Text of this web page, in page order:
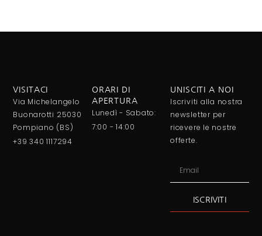
VISITACI
Via Michelangelo
Buonarotti 25030
Pompiano (BS)
+39 340 1117294
ORARI DI
APERTURA
Lunedì - Sabato:
7:00 - 14:00
UNISCITI A NOI
Iscriviti alla nostra
newsletter per
ricevere le nostre
offerte.
ISCRIVITI